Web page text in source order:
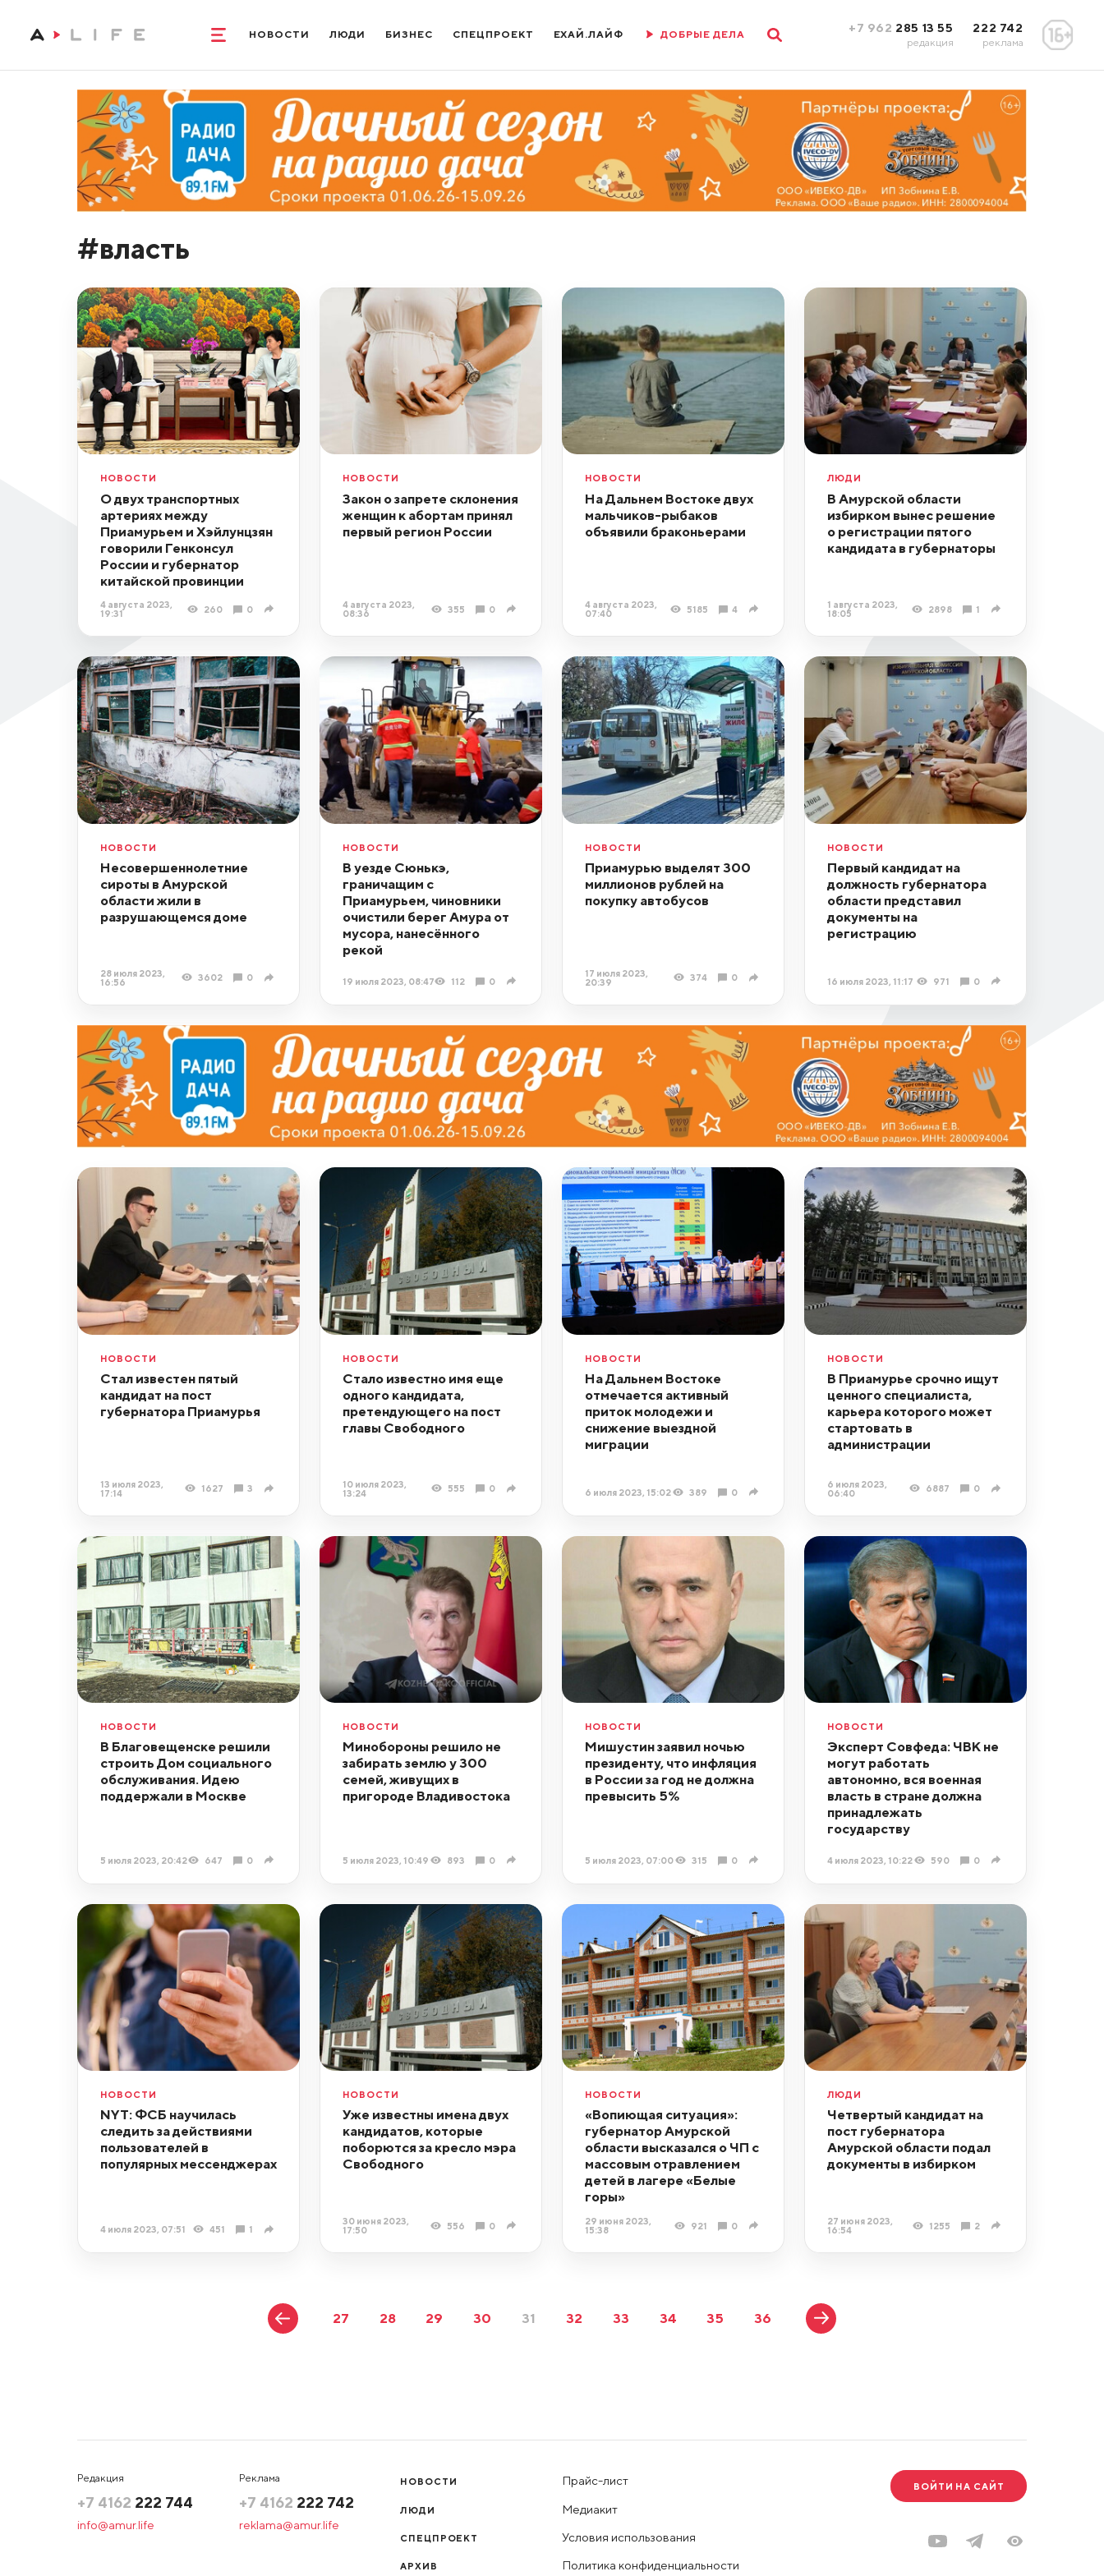
НОВОСТИ ЛЮДИ БИЗНЕС СПЕЦПРОЕКТ ЕХАЙ.ЛАЙФ ДОБРЫЕ ДЕЛА +7 962 285 13 55
редакция
222 742
реклама
#власть
НОВОСТИ
О двух транспортных
артериях между
Приамурьем и Хэйлунцзян
говорили Генконсул
России и губернатор
китайской провинции
4 августа 2023,
19:31
260 0
НОВОСТИ
Закон о запрете склонения
женщин к абортам принял
первый регион России
4 августа 2023,
08:36
355 0
НОВОСТИ
На Дальнем Востоке двух
мальчиков-рыбаков
объявили браконьерами
4 августа 2023,
07:40
5185 4
ЛЮДИ
В Амурской области
избирком вынес решение
о регистрации пятого
кандидата в губернаторы
1 августа 2023,
18:05
2898 1
НОВОСТИ
Несовершеннолетние
сироты в Амурской
области жили в
разрушающемся доме
28 июля 2023,
16:56
3602 0
НОВОСТИ
В уезде Сюнькэ,
граничащим с
Приамурьем, чиновники
очистили берег Амура от
мусора, нанесённого
рекой
19 июля 2023, 08:47 112 0
НОВОСТИ
Приамурью выделят 300
миллионов рублей на
покупку автобусов
17 июля 2023,
20:39
374 0
НОВОСТИ
Первый кандидат на
должность губернатора
области представил
документы на
регистрацию
16 июля 2023, 11:17 971 0
НОВОСТИ
Стал известен пятый
кандидат на пост
губернатора Приамурья
13 июля 2023,
17:14
1627 3
НОВОСТИ
Стало известно имя еще
одного кандидата,
претендующего на пост
главы Свободного
10 июля 2023,
13:24
555 0
НОВОСТИ
На Дальнем Востоке
отмечается активный
приток молодежи и
снижение выездной
миграции
6 июля 2023, 15:02 389 0
НОВОСТИ
В Приамурье срочно ищут
ценного специалиста,
карьера которого может
стартовать в
администрации
6 июля 2023,
06:40
6887 0
НОВОСТИ
В Благовещенске решили
строить Дом социального
обслуживания. Идею
поддержали в Москве
5 июля 2023, 20:42 647 0
НОВОСТИ
Минобороны решило не
забирать землю у 300
семей, живущих в
пригороде Владивостока
5 июля 2023, 10:49 893 0
НОВОСТИ
Мишустин заявил ночью
президенту, что инфляция
в России за год не должна
превысить 5%
5 июля 2023, 07:00 315 0
НОВОСТИ
Эксперт Совфеда: ЧВК не
могут работать
автономно, вся военная
власть в стране должна
принадлежать
государству
4 июля 2023, 10:22 590 0
НОВОСТИ
NYT: ФСБ научилась
следить за действиями
пользователей в
популярных мессенджерах
4 июля 2023, 07:51 451 1
НОВОСТИ
Уже известны имена двух
кандидатов, которые
поборются за кресло мэра
Свободного
30 июня 2023,
17:50
556 0
НОВОСТИ
«Вопиющая ситуация»:
губернатор Амурской
области высказался о ЧП с
массовым отравлением
детей в лагере «Белые
горы»
29 июня 2023,
15:38
921 0
ЛЮДИ
Четвертый кандидат на
пост губернатора
Амурской области подал
документы в избирком
27 июня 2023,
16:54
1255 2
27 28 29 30 31 32 33 34 35 36
Редакция
+7 4162 222 744
info@amur.life
Реклама
+7 4162 222 742
reklama@amur.life
НОВОСТИ
ЛЮДИ
СПЕЦПРОЕКТ
АРХИВ
Прайс-лист
Медиакит
Условия использования
Политика конфиденциальности
ВОЙТИ НА САЙТ